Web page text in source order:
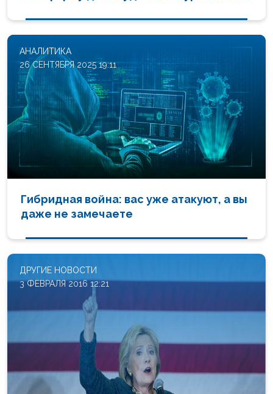
АНАЛИТИКА
26 СЕНТЯБРЯ 2025 19:11
Гибридная война: вас уже атакуют, а вы
даже не замечаете
ДРУГИЕ НОВОСТИ
3 ФЕВРАЛЯ 2016 12:21